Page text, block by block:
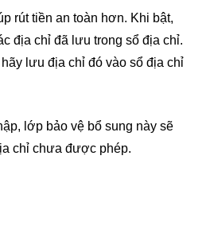
rút tiền an toàn hơn. Khi bật,
địa chỉ đã lưu trong sổ địa chỉ.
lưu địa chỉ đó vào sổ địa chỉ
lớp bảo vệ bổ sung này sẽ
chỉ chưa được phép.